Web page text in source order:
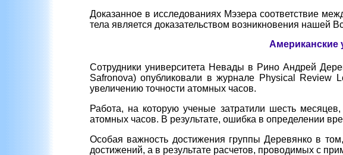
Доказанное в исследованиях Мэзера соответствие
тела является доказательством возникновения нашей
Американские
Сотрудники университета Невады в Рино Андрей
Safronova) опубликовали в журнале Physical Review
увеличению точности атомных часов.
Работа, на которую ученые затратили шесть
атомных часов. В результате, ошибка в определении
Особая важность достижения группы Деревянко в
достижений, а в результате расчетов, проводимых с